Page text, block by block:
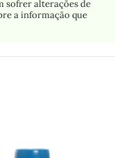
sofrer alterações de
a informação que